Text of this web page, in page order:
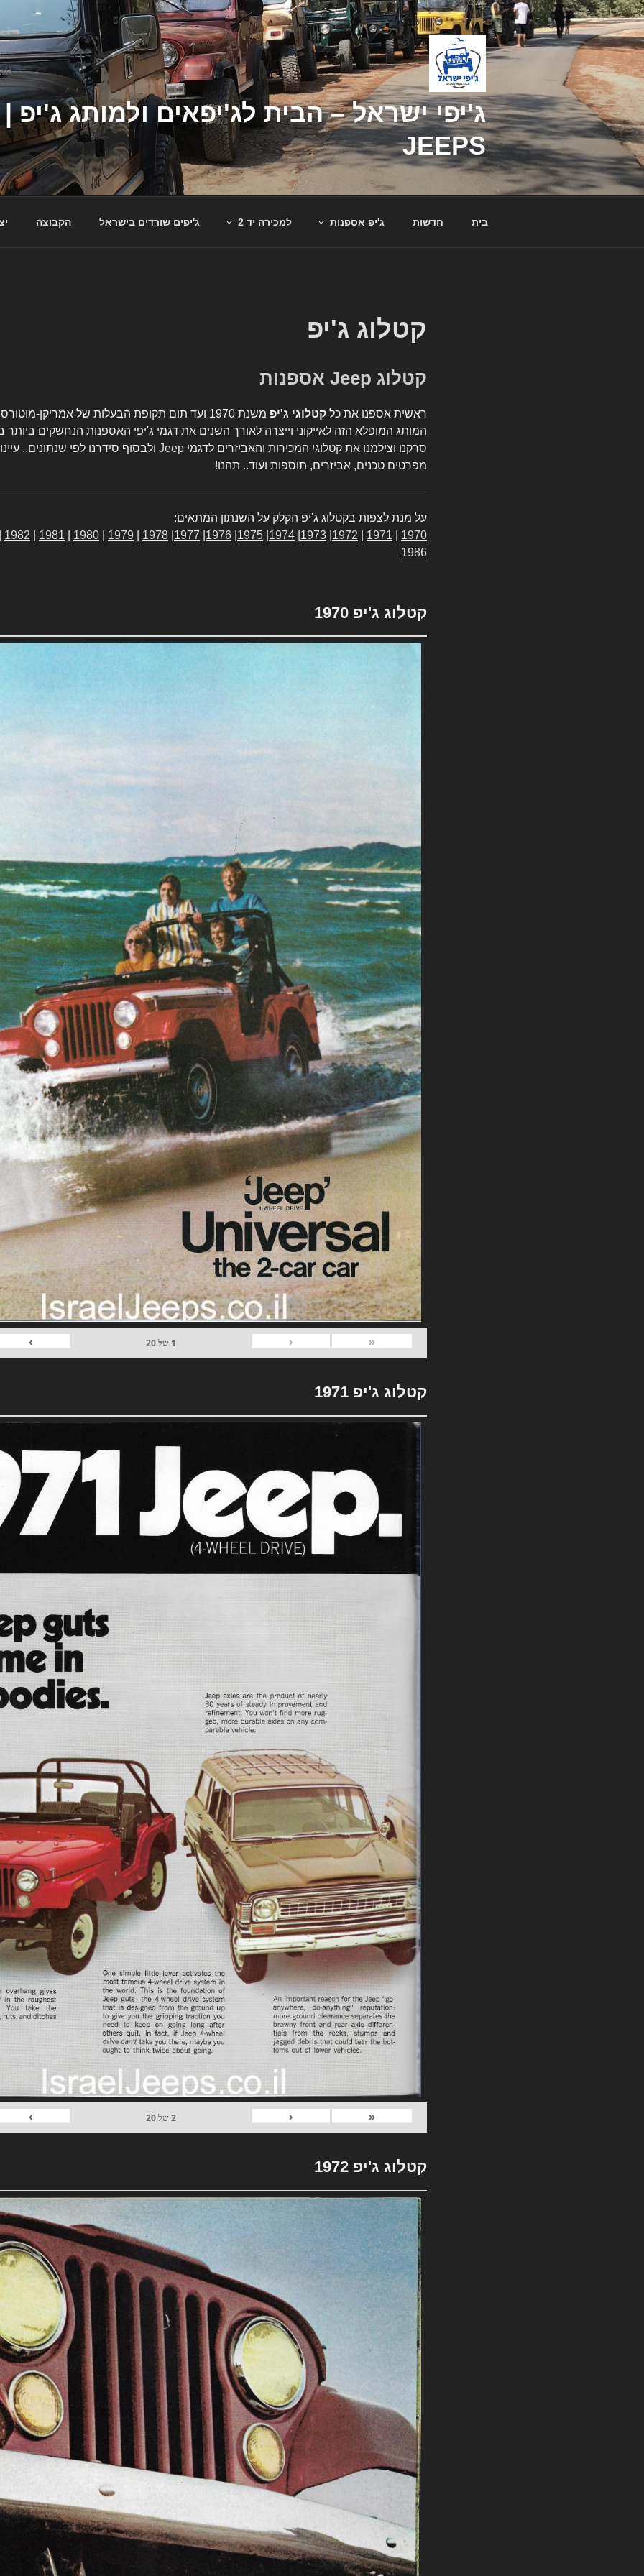
דילוג
לתוכן
JEEPS
בית חדשות ג'יפ אספנות למכירה יד 2 ג'יפים שורדים בישראל הקבוצה
קטלוג ג'יפ
קטלוג Jeep אספנות
ראשית אספנו את כל קטלוגי ג'יפ
משנת 1970 ועד תום תקופת הבעלות של אמריקן-
המותג המופלא הזה לאייקוני וייצרה לאורך השנים את דגמי ג'יפי האספנות הנחשקים
סרקנו וצילמנו את קטלוגי המכירות והאביזרים לדגמי Jeep ולבסוף סידרנו לפי שנתונים..
מפרטים טכנים, אביזרים, תוספות ועוד.. תהנו!
על מנת לצפות בקטלוג ג'יפ הקלק על השנתון המתאים:
1970
1971
1972
1973
1974
1975
1976
1977
1978
1979
1980
1981
1982
1986
קטלוג ג'יפ 1970
«
‹
1 של20
›
קטלוג ג'יפ 1971
«
‹
2של20
›
קטלוג ג'יפ 1972